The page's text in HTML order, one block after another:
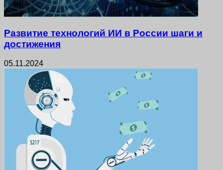
Развитие технологий ИИ в России шаги и
достижения
05.11.2024